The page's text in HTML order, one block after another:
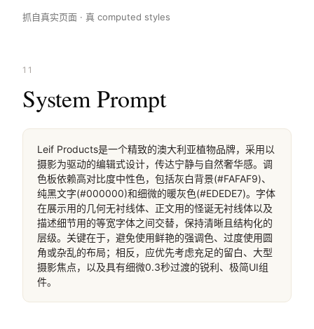
抓自真实页面 · 真 computed styles
11
System Prompt
Leif Products是一个精致的澳大利亚植物品牌，采用以
摄影为驱动的编辑式设计，传达宁静与自然奢华感。调
色板依赖高对比度中性色，包括灰白背景(#FAFAF9)、
纯黑文字(#000000)和细微的暖灰色(#EDEDE7)。字体
在展示用的几何无衬线体、正文用的怪诞无衬线体以及
描述细节用的等宽字体之间交替，保持清晰且结构化的
层级。关键在于，避免使用鲜艳的强调色、过度使用圆
角或杂乱的布局；相反，应优先考虑充足的留白、大型
摄影焦点，以及具有细微0.3秒过渡的锐利、极简UI组
件。